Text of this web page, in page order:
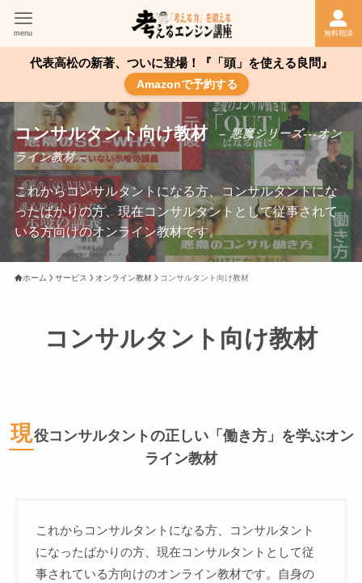
無料相談
menu
代表高松の新著、ついに登場！『「頭」を使える良問』
Amazonで予約する
コンサルタント向け教材
– 悪魔シリーズ---オン
ライン教材 –
これからコンサルタントになる方、コンサルタントにな
ったばかりの方、現在コンサルタントとして従事されて
いる方向けのオンライン教材です。
ホーム サービス オンライン教材 コンサルタント向け教材
コンサルタント向け教材
現役コンサルタントの正しい「働き方」を学ぶオン
ライン教材
これからコンサルタントになる方、コンサルタント
になったばかりの方、現在コンサルタントとして従
事されている方向けのオンライン教材です。自身の